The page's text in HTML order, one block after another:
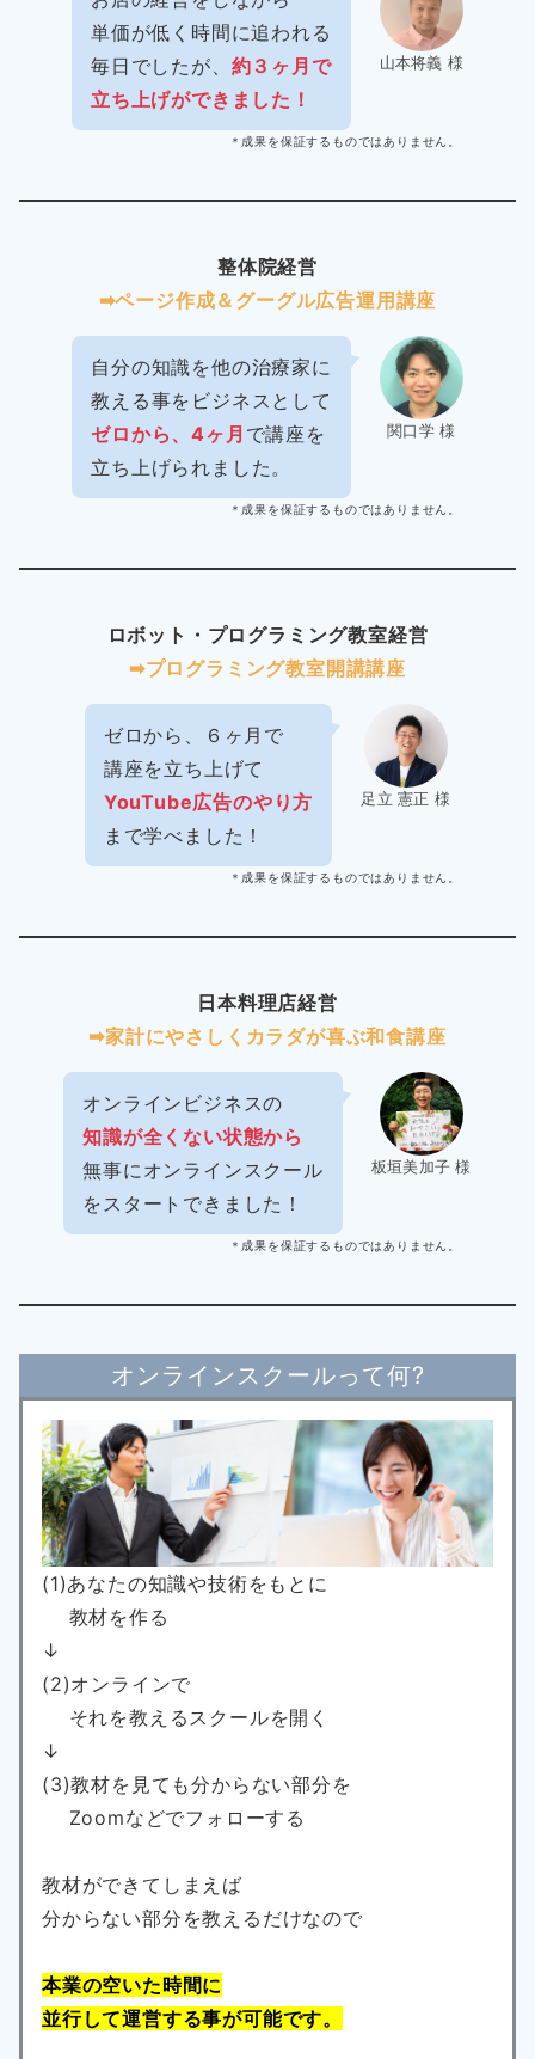
山本将義 様
単価が低く時間に追われる
毎日でしたが、 約３ヶ月で
立ち上げができました！
＊成果を保証するものではありません。
整体院経営
➡︎ページ作成＆グーグル広告運用講座
関口学 様
自分の知識を他の治療家に
教える事をビジネスとして
ゼロから、4ヶ月 で講座を
立ち上げられました。
＊成果を保証するものではありません。
ロボット・プログラミング教室経営
➡︎プログラミング教室開講講座
足立 憲正 様
ゼロから、６ヶ月で
講座を立ち上げて
YouTube広告のやり方
まで学べました！
＊成果を保証するものではありません。
日本料理店経営
➡︎家計にやさしくカラダが喜ぶ和食講座
板垣美加子 様
オンラインビジネスの
知識が全くない状態から
無事にオンラインスクール
をスタートできました！
＊成果を保証するものではありません。
オンラインスクールって何?
(1)あなたの知識や技術をもとに
教材を作る
↓
(2)オンラインで
それを教えるスクールを開く
↓
(3)教材を見ても分からない部分を
Zoomなどでフォローする
教材ができてしまえば
分からない部分を教えるだけなので
本業の空いた時間に
並行して運営する事が可能です。